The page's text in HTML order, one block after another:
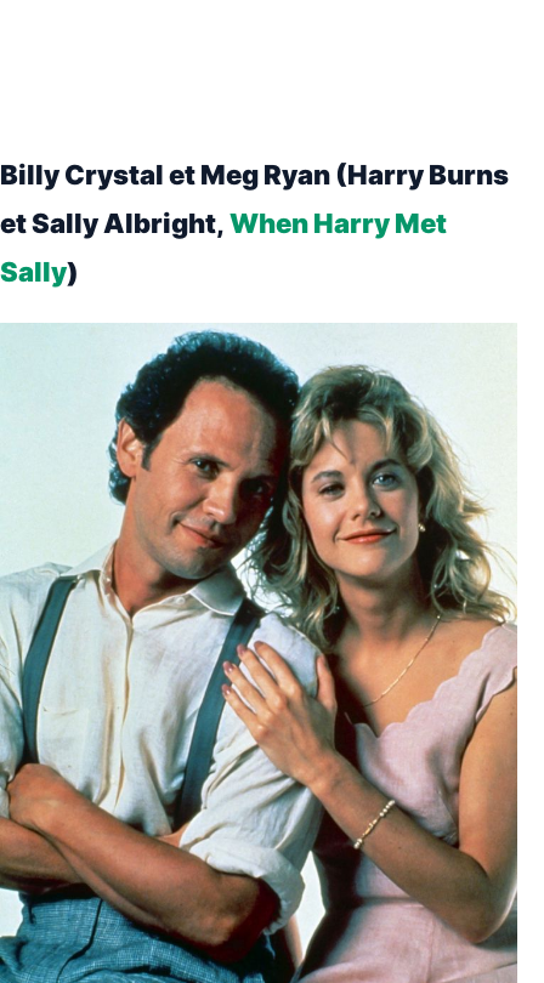
Billy Crystal et Meg Ryan (Harry Burns
et Sally Albright,When Harry Met
Sally)